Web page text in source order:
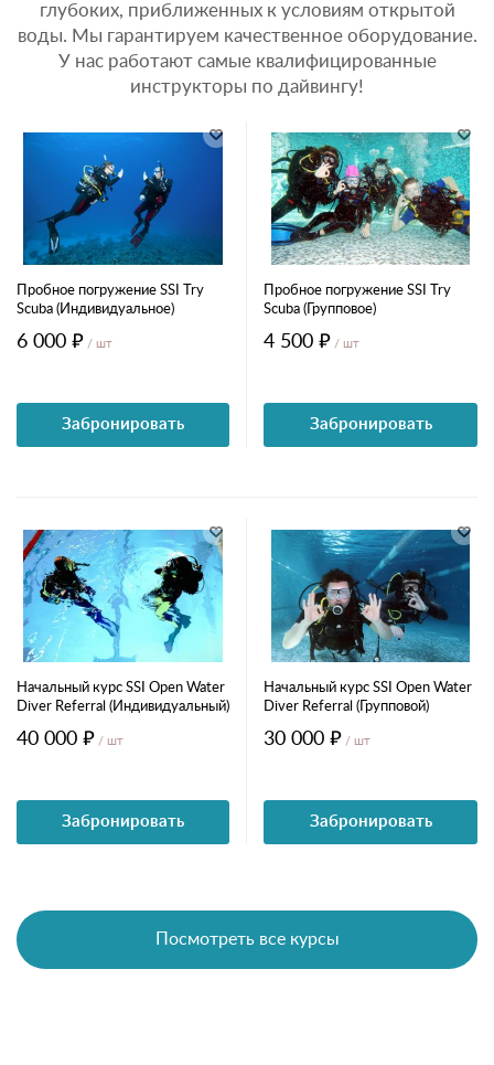
глубоких, приближенных к условиям открытой
воды. Мы гарантируем качественное оборудование.
У нас работают самые квалифицированные
инструкторы по дайвингу!
Пробное погружение SSI Try
Scuba (Индивидуальное)
6 000 ₽ / шт
Забронировать
Пробное погружение SSI Try
Scuba (Групповое)
4 500 ₽ / шт
Забронировать
Начальный курс SSI Open Water
Diver Referral (Индивидуальный)
40 000 ₽ / шт
Забронировать
Начальный курс SSI Open Water
Diver Referral (Групповой)
30 000 ₽ / шт
Забронировать
Посмотреть все курсы